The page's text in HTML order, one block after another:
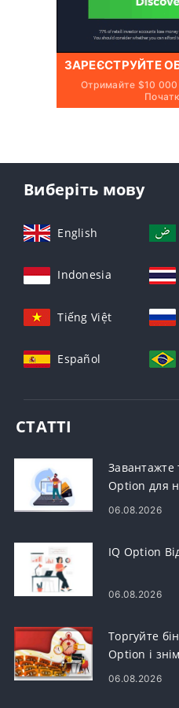
ЗАРЕЄСТРУЙТЕ
Отримайте $10
Виберіть мову
English
Indonesia
Tiếng Việt
Español
СТАТТІ
Завантажте
Option для
macOS)
06.08.2026
IQ Option
06.08.2026
Торгуйте
Option і
06.08.2026